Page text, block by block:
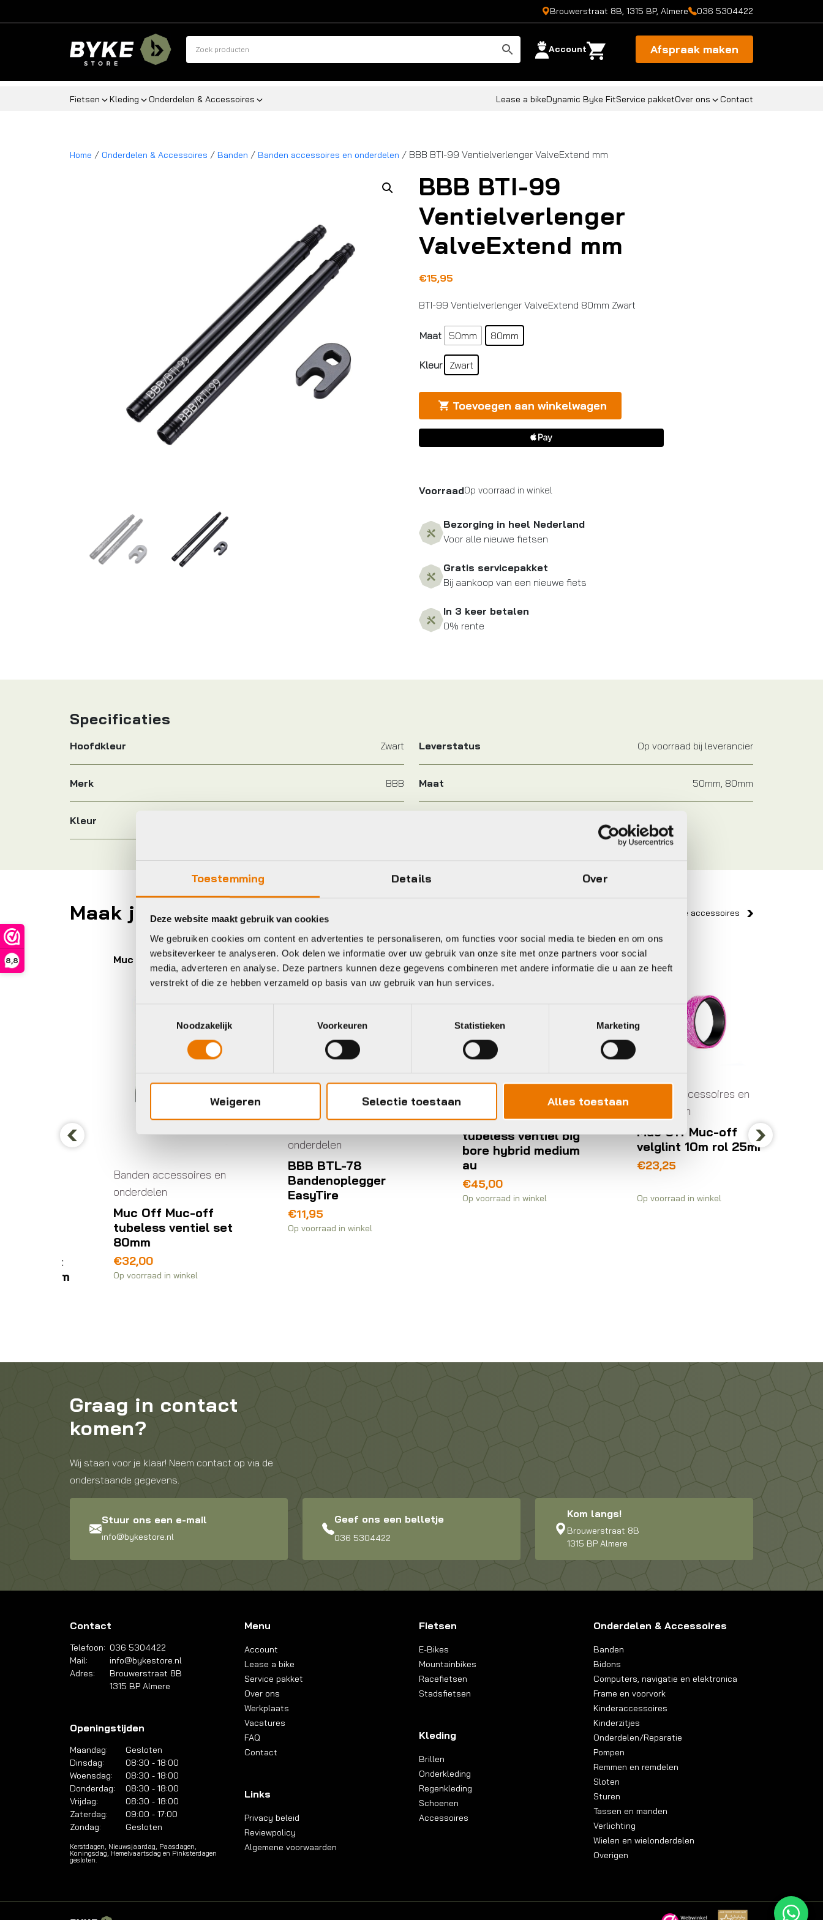
Toestemming Details Over
Deze website maakt gebruik van cookies
We gebruiken cookies om content en advertenties te personaliseren, om functies voor social media te bieden en om ons
websiteverkeer te analyseren. Ook delen we informatie over uw gebruik van onze site met onze partners voor social
media, adverteren en analyse. Deze partners kunnen deze gegevens combineren met andere informatie die u aan ze heeft
verstrekt of die ze hebben verzameld op basis van uw gebruik van hun services.
Noodzakelijk
Voorkeuren Statistieken Marketing
Weigeren Selectie toestaan Alles toestaan
8,8
Brouwerstraat 8B, 1315 BP, Almere 036 5304422
Account Afspraak maken
Fietsen Kleding Onderdelen & Accessoires Lease a bikeDynamic Byke FitService pakketOver ons Contact
Home / Onderdelen & Accessoires / Banden / Banden accessoires en onderdelen / BBB BTI-99 Ventielverlenger ValveExtend mm
BBB BTI-99
Ventielverlenger
ValveExtend mm
€15,95
BTI-99 Ventielverlenger ValveExtend 80mm Zwart
Maat 50mm 80mm
Kleur Zwart
Toevoegen aan winkelwagen
VoorraadOp voorraad in winkel
Bezorging in heel Nederland
Voor alle nieuwe fietsen
Gratis servicepakket
Bij aankoop van een nieuwe fiets
In 3 keer betalen
0% rente
Specificaties
Hoofdkleur Zwart Leverstatus Op voorraad bij leverancier
Merk BBB Maat 50mm, 80mm
Kleur
Maak je fiets compleet Bekijk alle accessoires
Muc Off
Banden accessoires en
onderdelen
Muc Off Muc-off
tubeless ventiel set
80mm
32,00
Op voorraad in winkel
BBB
onderdelen
BBB BTL-78
Bandenoplegger
EasyTire
11,95
Op voorraad in winkel
Muc Off
Banden accessoires en
onderdelen
Muc Off Muc-off
tubeless ventiel big
bore hybrid medium
45,00
Op voorraad in winkel
Muc Off
Banden accessoires en
Muc Off Muc-off
velglint 10m rol 25mm
23,25
Op voorraad in winkel
Next
Graag in contact
komen?
Wij staan voor je klaar! Neem contact op via de
onderstaande gegevens.
Stuur ons een e-mail
info@bykestore.nl
Geef ons een belletje
036 5304422
Kom langs!
Brouwerstraat 8B
1315 BP Almere
Contact
Telefoon: 036 5304422
Mail:
info@bykestore.nl
Adres:
Brouwerstraat 8B
1315 BP Almere
Openingstijden
Maandag:
Gesloten
Dinsdag:
08:30 - 18:00
Woensdag:
08:30 - 18:00
Donderdag:
08:30 - 18:00
Vrijdag:
08:30 - 18:00
Zaterdag:
09:00 - 17:00
Zondag:
Gesloten
Kerstdagen, Nieuwsjaardag, Paasdagen,
Koningsdag, Hemelvaartsdag en Pinksterdagen
gesloten.
Menu
Account
Lease a bike
Service pakket
Over ons
Werkplaats
Vacatures
FAQ
Contact
Links
Privacy beleid
Reviewpolicy
Algemene voorwaarden
Fietsen
E-Bikes
Mountainbikes
Racefietsen
Stadsfietsen
Kleding
Brillen
Onderkleding
Regenkleding
Schoenen
Accessoires
Onderdelen & Accessoires
Banden
Bidons
Computers, navigatie en elektronica
Frame en voorvork
Kinderaccessoires
Kinderzitjes
Onderdelen/Reparatie
Pompen
Remmen en remdelen
Sloten
Sturen
Tassen en manden
Verlichting
Wielen en wielonderdelen
Overigen